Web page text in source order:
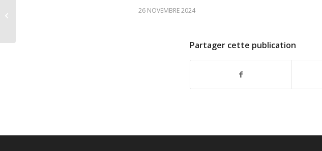
26 NOVEMBRE 2024
Partager cette publication